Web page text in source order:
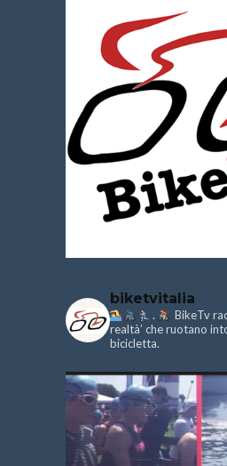
biketvitalia
.
BikeTv
realtà’ che ruotano
bicicletta.